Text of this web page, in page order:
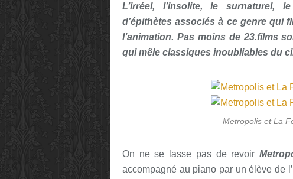
L’irréel, l’insolite, le surnaturel,
d’épithètes associés à ce genre qui
l’animation. Pas moins de 23.films
qui mêle classiques inoubliables du
Metropolis et La
On ne se lasse pas de revoir
accompagné au piano par un élève de